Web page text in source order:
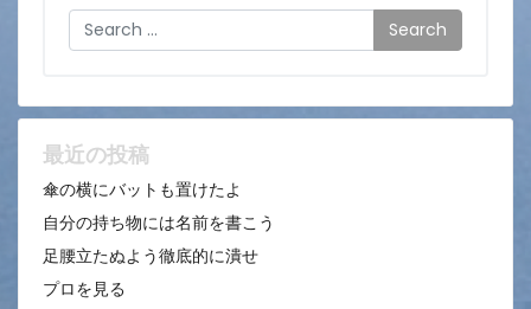
Search
最近の投稿
傘の横にバットも置けたよ
自分の持ち物には名前を書こう
足腰立たぬよう徹底的に潰せ
プロを見る